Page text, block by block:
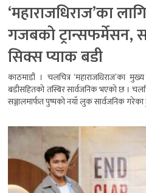
‘महाराजधिराज’का
गजबको ट्रान्सफर्मेसन,
सिक्स प्याक बडी
काठमाडौं । चलचित्र ‘महाराजधिराज’का
बडीसहितको तस्बिर सार्वजनिक भएको छ ।
सञ्जालमार्फत पुष्पको नयाँ लुक सार्वजनिक